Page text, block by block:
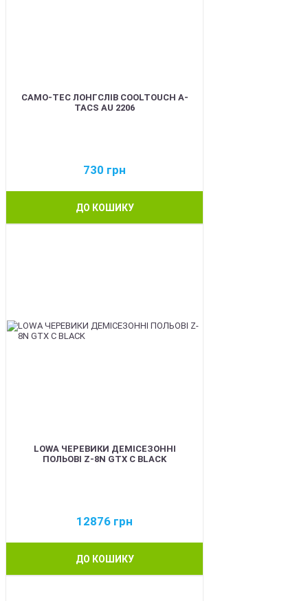
CAMO-TEC ЛОНГСЛІВ COOLTOUCH A-
TACS AU 2206
730 грн
ДО КОШИКУ
LOWA ЧЕРЕВИКИ ДЕМІСЕЗОННІ
ПОЛЬОВІ Z-8N GTX C BLACK
12876 грн
ДО КОШИКУ